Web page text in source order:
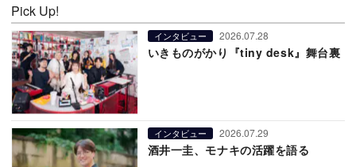
Pick Up!
インタビュー 2026.07.28
いきものがかり『tiny desk』舞台裏
インタビュー 2026.07.29
酒井一圭、モナキの活躍を語る